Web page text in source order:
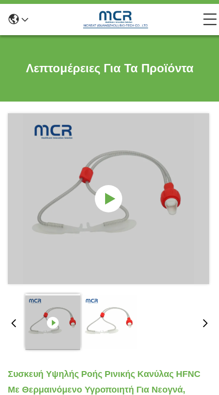
Λεπτομέρειες Για Τα Προϊόντα
Συσκευή Υψηλής Ροής Ρινικής Κανύλας HFNC
Με Θερμαινόμενο Υγροποιητή Για Νεογνά,